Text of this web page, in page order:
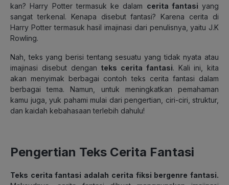
kan? Harry Potter termasuk ke dalam cerita fantasi yang
sangat terkenal. Kenapa disebut fantasi? Karena cerita di
Harry Potter termasuk hasil imajinasi dari penulisnya, yaitu J.K
Rowling.
Nah, teks yang berisi tentang sesuatu yang tidak nyata atau
imajinasi disebut dengan teks cerita fantasi. Kali ini, kita
akan menyimak berbagai contoh teks cerita fantasi dalam
berbagai tema. Namun, untuk meningkatkan pemahaman
kamu juga, yuk pahami mulai dari pengertian, ciri-ciri, struktur,
dan kaidah kebahasaan terlebih dahulu!
Pengertian Teks Cerita Fantasi
Teks cerita fantasi adalah cerita fiksi bergenre fantasi.